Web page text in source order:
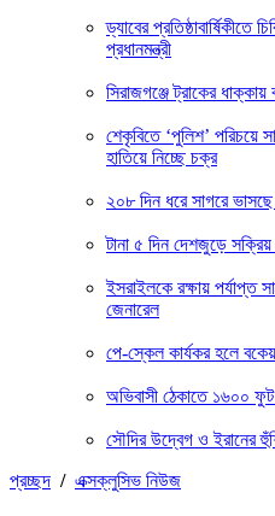
ড্যাবের
প্রধানমন্ত্রী
সিরাজগঞ্জে ট্রাকের
শেকৃবিতে ‘পুলিশ’ পরিচয়ে
হাতিয়ে নিচ্ছে চক্র
২০৮ দিন ধরে সাগরে ভাসছে
টানা ৫ দিন দেশজুড়ে সক্রিয়
ইসরাইলকে রক্ষায় পর্যাপ্ত
জেনারেল
পে-স্কেল কার্যকর হলে
অভিবাসী ঠেকাতে ১৬০০ ফুট
সৌদির উদ্বেগ ও ইরানের
প্রচ্ছদ / এক্সক্লুসিভ নিউজ